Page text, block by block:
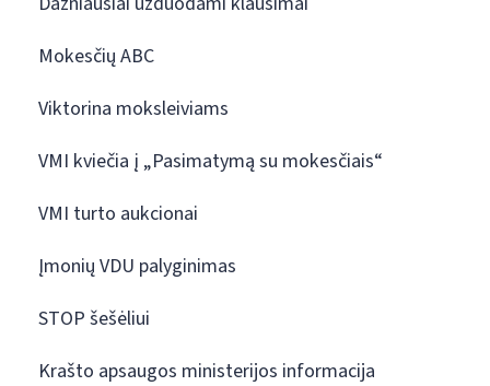
Mokesčių ABC
Viktorina moksleiviams
VMI kviečia į „Pasimatymą su mokesčiais“
VMI turto aukcionai
Įmonių VDU palyginimas
STOP šešėliui
Krašto apsaugos ministerijos informacija